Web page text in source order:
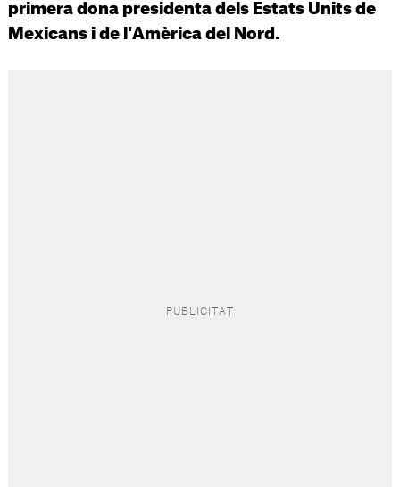
primera dona presidenta dels Estats Units de
Mexicans i de l'Amèrica del Nord.